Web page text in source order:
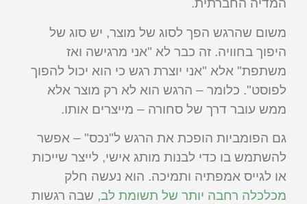
המדיה החברתית.
משום שהרגש הפך לסוג של מוצר, יש סוג של
היפוך בחוויה. זה כבר לא "אני מרגישה ואז
משתפת" אלא "אני יוצרת רגש כי הוא יכול להפוך
לפוסט". כלומר – הרגש הוא לא רק מוצר אלא
ממש עובר דרך של סחורה – מייצרים אותו.
גם הפומביות הופכת את הרגש ל"נכס" – אפשר
להשתמש בו כדי לבנות מותג אישי, לייצר שייכות
או לגייס אמפתיה ותמיכה. הוא נעשה חלק
מכלכלה רחבה יותר של תשומת לב, שבה רגשות